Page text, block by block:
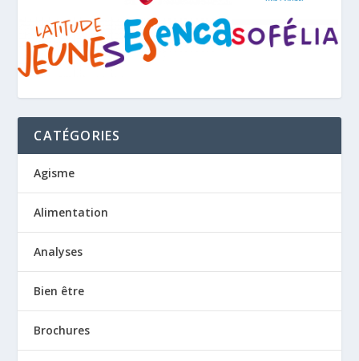
CATÉGORIES
Agisme
Alimentation
Analyses
Bien être
Brochures